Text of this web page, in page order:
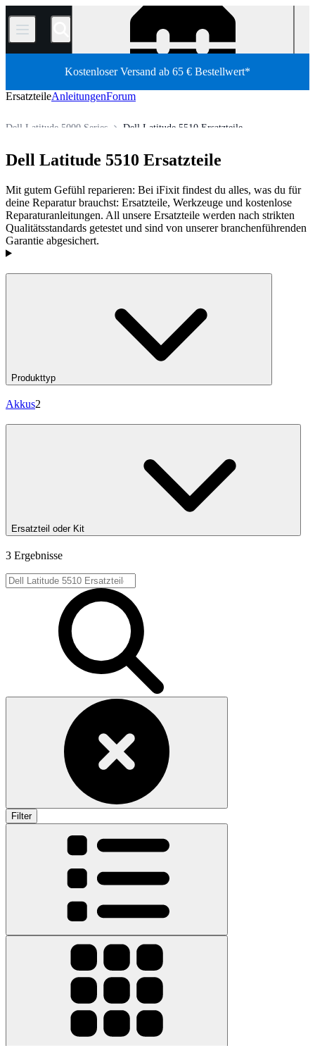
/
Kostenloser Versand ab 65 € Bestellwert*
ErsatzteileAnleitungenForum
Dell Latitude 5510 Ersatzteile
Dell Latitude 5000 Series
Laptop und Desktop PCs
Ersatzteile
Shop
Dell Latitude 5510 Ersatzteile
Mit gutem Gefühl reparieren: Bei iFixit findest du alles, was du für
deine Reparatur brauchst: Ersatzteile, Werkzeuge und kostenlose
Reparaturanleitungen. All unsere Ersatzteile werden nach strikten
Qualitätsstandards getestet und sind von unserer branchenführenden
Garantie abgesichert.
Produkte
Produkttyp
Akkus2
Ersatzteil oder Kit
3 Ergebnisse
Filter